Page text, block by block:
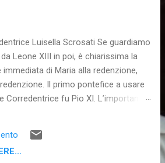
Luisella Scrosati Se guardiamo
Leone XIII in poi, è chiarissima la
di Maria alla redenzione,
Il primo pontefice a usare
Corredentrice fu Pio XI. L’importanza
catechesi sulla mediazione di Maria
precedente all’acquisizione delle
La scorsa volta